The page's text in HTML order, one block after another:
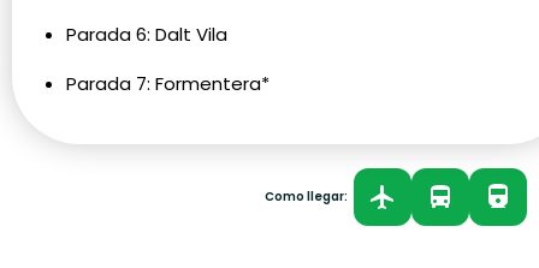
Parada 6: Dalt Vila
Parada 7: Formentera*
Como llegar: